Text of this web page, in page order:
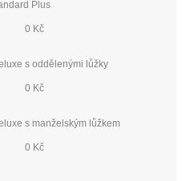
Plus
0 Kč
s oddělenými lůžky
0 Kč
s manželským lůžkem
0 Kč